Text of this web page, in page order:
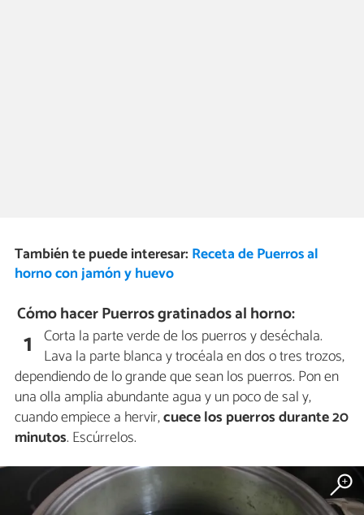
También te puede interesar: Receta de Puerros al
horno con jamón y huevo
Cómo hacer Puerros gratinados al horno:
1 Corta la parte verde de los puerros y deséchala.
Lava la parte blanca y trocéala en dos o tres trozos,
dependiendo de lo grande que sean los puerros. Pon en
una olla amplia abundante agua y un poco de sal y,
cuando empiece a hervir,cuece los puerros durante 20
minutos. Escúrrelos.